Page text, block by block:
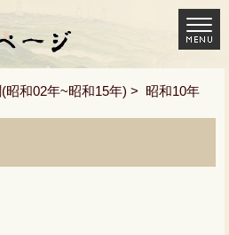
昭和02年~昭和15年) > 昭和10年